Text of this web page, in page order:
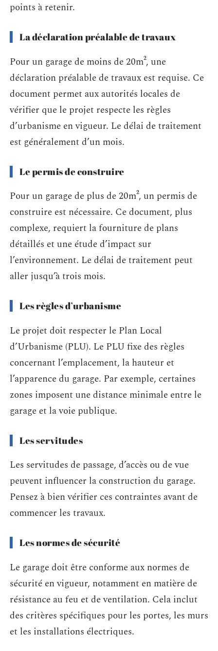
points à retenir.
La déclaration préalable de travaux
Pour un garage de moins de 20m², une
déclaration préalable de travaux est requise. Ce
document permet aux autorités locales de
vérifier que le projet respecte les règles
d’urbanisme en vigueur. Le délai de traitement
est généralement d’un mois.
Le permis de construire
Pour un garage de plus de 20m², un permis de
construire est nécessaire. Ce document, plus
complexe, requiert la fourniture de plans
détaillés et une étude d’impact sur
l’environnement. Le délai de traitement peut
aller jusqu’à trois mois.
Les règles d’urbanisme
Le projet doit respecter le Plan Local
d’Urbanisme (PLU). Le PLU fixe des règles
concernant l’emplacement, la hauteur et
l’apparence du garage. Par exemple, certaines
zones imposent une distance minimale entre le
garage et la voie publique.
Les servitudes
Les servitudes de passage, d’accès ou de vue
peuvent influencer la construction du garage.
Pensez à bien vérifier ces contraintes avant de
commencer les travaux.
Les normes de sécurité
Le garage doit être conforme aux normes de
sécurité en vigueur, notamment en matière de
résistance au feu et de ventilation. Cela inclut
des critères spécifiques pour les portes, les murs
et les installations électriques.